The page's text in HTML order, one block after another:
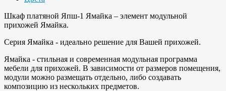
Шкаф платяной Япш-1 Ямайка – элемент модульной
прихожей Ямайка.
Серия Ямайка - идеально решение для Вашей прихожей.
Ямайка - стильная и современная модульная программа
мебели для прихожей. В зависимости от размеров помещения,
модули можно размещать отдельно, либо создавать
композицию из нескольких предметов.